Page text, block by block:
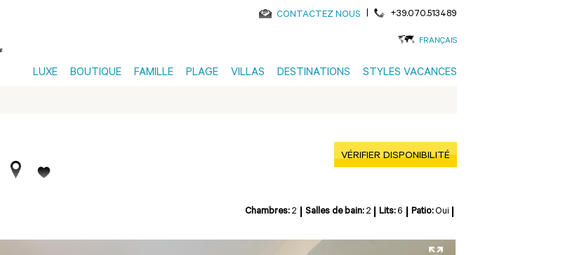
CONTACTEZ NOUS | +39.070.513489
FRANÇAIS
LUXE BOUTIQUE FAMILLE PLAGE VILLAS DESTINATIONS STYLES VACANCES
VÉRIFIER DISPONIBILITÉ
Chambres: 2 Salles de bain: 2 Lits:6 Patio:Oui